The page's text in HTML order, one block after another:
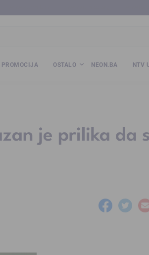
PROMOCIJA OSTALO NEON.BA NTV
je prilika da